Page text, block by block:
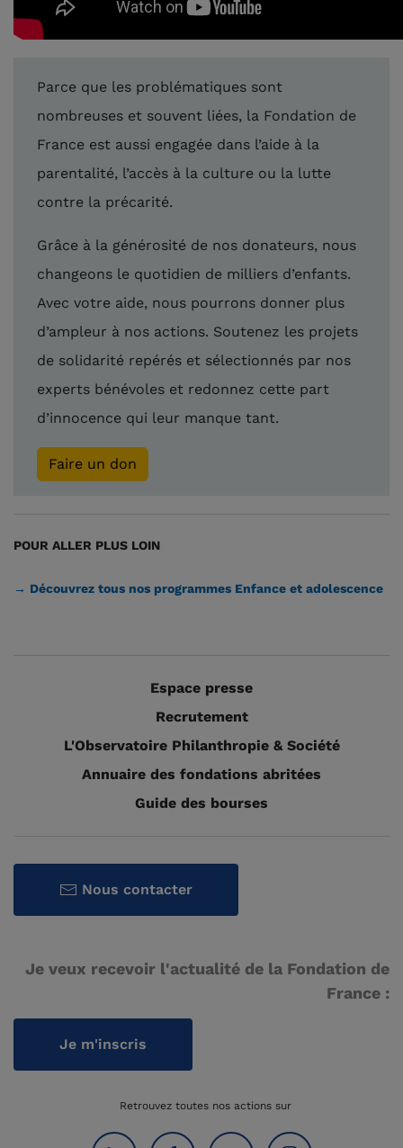
Parce que les problématiques sont
nombreuses et souvent liées, la Fondation de
France est aussi engagée dans l’aide à la
parentalité, l’accès à la culture ou la lutte
contre la précarité.
Grâce à la générosité de nos donateurs, nous
changeons le quotidien de milliers d’enfants.
Avec votre aide, nous pourrons donner plus
d’ampleur à nos actions. Soutenez les projets
de solidarité repérés et sélectionnés par nos
experts bénévoles et redonnez cette part
d’innocence qui leur manque tant.
Faire un don
POUR ALLER PLUS LOIN
→ Découvrez tous nos programmes Enfance et adolescence
Espace presse
Recrutement
L'Observatoire Philanthropie & Société
Annuaire des fondations abritées
Guide des bourses
Nous contacter
Je veux recevoir l'actualité de la Fondation de
France :
Je m'inscris
Retrouvez toutes nos actions sur